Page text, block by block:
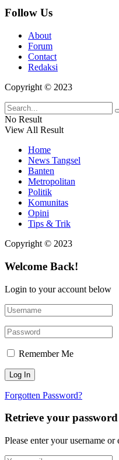
Follow Us
About
Forum
Contact
Redaksi
Copyright © 2023
No Result
View All Result
Home
News Tangsel
Banten
Metropolitan
Politik
Komunitas
Opini
Tips & Trik
Copyright © 2023
Welcome Back!
Login to your account below
Remember Me
Forgotten Password?
Retrieve your password
Please enter your username